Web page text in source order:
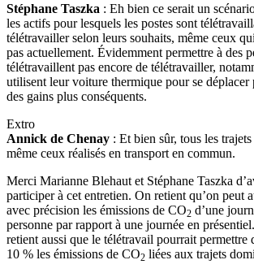
Stéphane Taszka : Eh bien ce serait un
les actifs pour lesquels les postes sont
télétravailler selon leurs souhaits, même ceux
pas actuellement. Évidemment permettre à des
télétravaillent pas encore de télétravailler,
utilisent leur voiture thermique pour se déplacer
des gains plus conséquents.
Extro
Annick de Chenay : Et bien sûr, tous les
même ceux réalisés en transport en commun.
Merci Marianne Blehaut et Stéphane Taszka
participer à cet entretien. On retient qu’on peut
avec précision les émissions de CO2 d’une
personne par rapport à une journée en
retient aussi que le télétravail pourrait permettre
10 % les émissions de CO2 liées aux trajets